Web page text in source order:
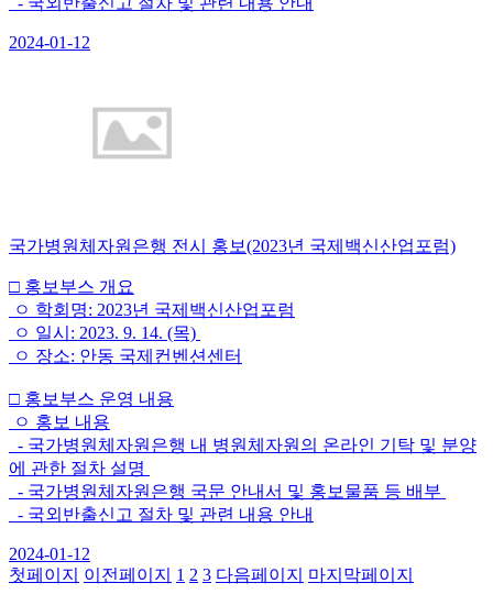
2024-01-12
국가병원체자원은행 전시 홍보(2023년 국제백신산업포럼)
□ 홍보부스 개요
ㅇ 학회명: 2023년 국제백신산업포럼
ㅇ 일시: 2023. 9. 14. (목)
ㅇ 장소: 안동 국제컨벤션센터
□ 홍보부스 운영 내용
ㅇ 홍보 내용
- 국가병원체자원은행 내 병원체자원의 온라인 기탁 및 분양
에 관한 절차 설명
- 국가병원체자원은행 국문 안내서 및 홍보물품 등 배부
- 국외반출신고 절차 및 관련 내용 안내
2024-01-12
첫페이지
이전페이지 1 2 3 다음페이지 마지막페이지